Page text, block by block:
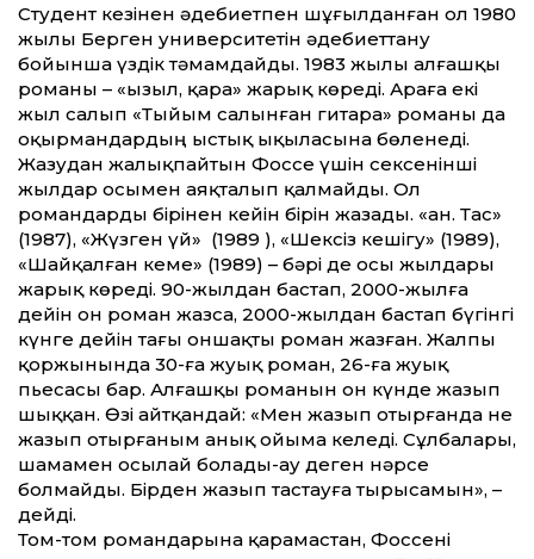
Студент кезінен әдебиетпен шұғылданған ол 1980
жылы Берген университетін әдебиеттану
бойынша үздік тәмамдайды. 1983 жылы алғашқы
романы – «Қызыл, қара» жарық көреді. Араға екі
жыл салып «Тыйым салынған гитара» романы да
оқырмандардың ыстық ықыласына бөленеді.
Жазудан жалықпайтын Фоссе үшін сексенінші
жылдар осымен аяқталып қалмайды. Ол
романдарды бірінен кейін бірін жазады. «Қан. Тас»
(1987), «Жүзген үй» (1989 ), «Шексіз кешігу» (1989),
«Шайқалған кеме» (1989) – бәрі де осы жылдары
жарық көреді. 90-жылдан бастап, 2000-жылға
дейін он роман жазса, 2000-жылдан бастап бүгінгі
күнге дейін тағы оншақты роман жазған. Жалпы
қоржынында 30-ға жуық роман, 26-ға жуық
пьесасы бар. Алғашқы романын он күнде жазып
шыққан. Өзі айтқандай: «Мен жазып отырғанда не
жазып отырғаным анық ойыма келеді. Сұлбалары,
шамамен осылай болады-ау деген нәрсе
болмайды. Бірден жазып тастауға тырысамын», –
дейді.
Том-том романдарына қарамастан, Фоссені